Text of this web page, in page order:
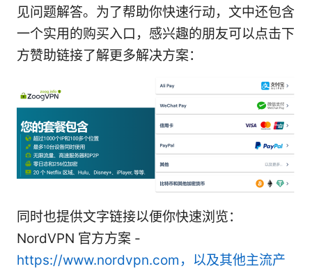
见问题解答。为了帮助你快速行动，文中还包含
一个实用的购买入口，感兴趣的朋友可以点击下
方赞助链接了解更多解决方案：
同时也提供文字链接以便你快速浏览：
NordVPN 官方方案 -
https://www.nordvpn.com，以及其他主流产